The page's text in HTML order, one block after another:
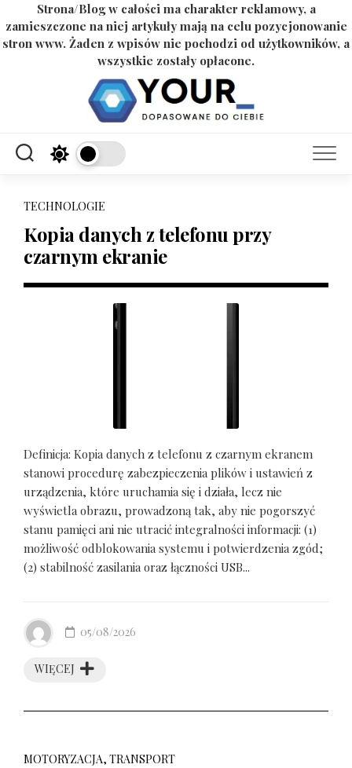
Strona/Blog w całości ma charakter reklamowy, a
zamieszczone na niej artykuły mają na celu pozycjonowanie
stron www. Żaden z wpisów nie pochodzi od użytkowników, a
wszystkie zostały opłacone.
TECHNOLOGIE
Kopia danych z telefonu przy
czarnym ekranie
Definicja: Kopia danych z telefonu z czarnym ekranem
stanowi procedurę zabezpieczenia plików i ustawień z
urządzenia, które uruchamia się i działa, lecz nie
wyświetla obrazu, prowadzoną tak, aby nie pogorszyć
stanu pamięci ani nie utracić integralności informacji: (1)
możliwość odblokowania systemu i potwierdzenia zgód;
(2) stabilność zasilania oraz łączności USB...
WIĘCEJ
05/08/2026
MOTORYZACJA, TRANSPORT